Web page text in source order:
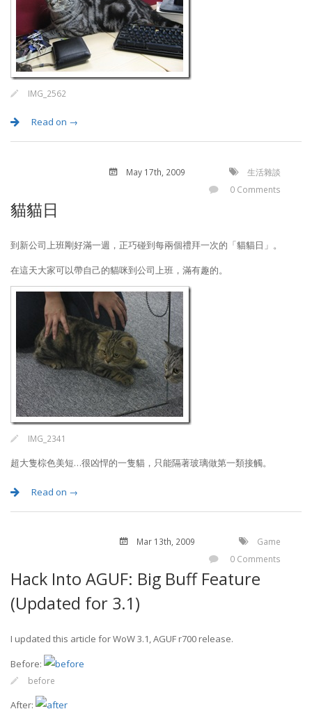
IMG_2562
Read on →
May 17th , 2009
生活雜談
0 Comments
貓貓日
到新公司上班剛好滿一週，正巧碰到每兩個禮拜一次的「貓貓日」。
在這天大家可以帶自己的貓咪到公司上班，滿有趣的。
IMG_2341
超大隻棕色美短…很凶悍的一隻貓，只能隔著玻璃做第一類接觸。
Read on →
Mar 13th, 2009
Game
0 Comments
Hack Into AGUF: Big Buff Feature
(Updated for 3.1)
I updated this article for WoW 3.1, AGUF r700 release.
Before:
before
After: